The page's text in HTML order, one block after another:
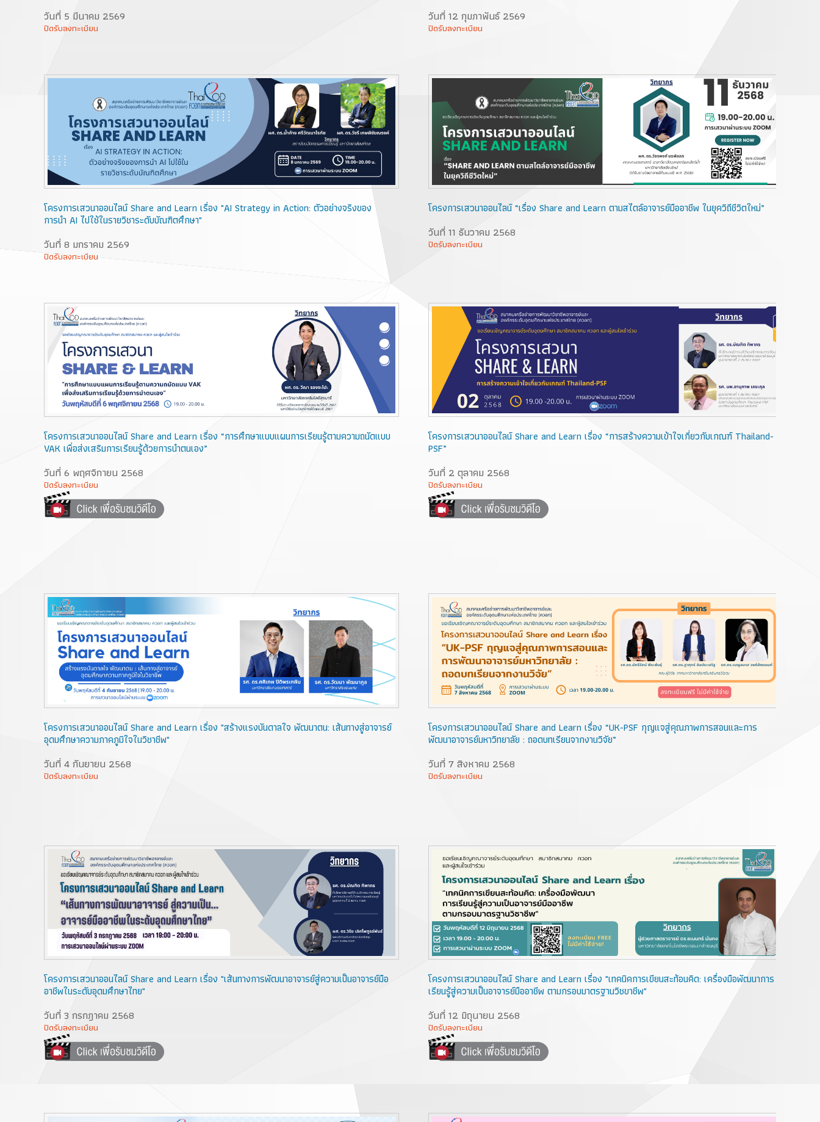
วันที่ 5 มีนาคม 2569
ปิดรับลงทะเบียน
วันที่ 12 กุมภาพันธ์ 2569
ปิดรับลงทะเบียน
โครงการเสวนาออนไลน์ Share and Learn เรื่อง "AI Strategy in Action: ตัวอย่างจริงของ
การนำ AI ไปใช้ในรายวิชาระดับบัณฑิตศึกษา"
วันที่ 8 มกราคม 2569
ปิดรับลงทะเบียน
โครงการเสวนาออนไลน์ “เรื่อง Share and Learn ตามสไตล์อาจารย์มืออาชีพ ในยุควิถีชีวิตใหม่”
วันที่ 11 ธันวาคม 2568
ปิดรับลงทะเบียน
โครงการเสวนาออนไลน์ Share and Learn เรื่อง “การศึกษาแบบแผนการเรียนรู้ตามความถนัดแบบ
VAK เพื่อส่งเสริมการเรียนรู้ด้วยการนำตนเอง”
วันที่ 6 พฤศจิกายน 2568
ปิดรับลงทะเบียน
โครงการเสวนาออนไลน์ Share and Learn เรื่อง “การสร้างความเข้าใจเกี่ยวกับเกณฑ์ Thailand-
PSF”
วันที่ 2 ตุลาคม 2568
ปิดรับลงทะเบียน
โครงการเสวนาออนไลน์ Share and Learn เรื่อง "สร้างแรงบันดาลใจ พัฒนาตน: เส้นทางสู่อาจารย์
อุดมศึกษาความภาคภูมิใจในวิชาชีพ"
วันที่ 4 กันยายน 2568
ปิดรับลงทะเบียน
โครงการเสวนาออนไลน์ Share and Learn เรื่อง “UK-PSF กุญแจสู่คุณภาพการสอนและการ
พัฒนาอาจารย์มหาวิทยาลัย : ถอดบทเรียนจากงานวิจัย”
วันที่ 7 สิงหาคม 2568
ปิดรับลงทะเบียน
โครงการเสวนาออนไลน์ Share and Learn เรื่อง "เส้นทางการพัฒนาอาจารย์สู่ความเป็นอาจารย์มือ
อาชีพในระดับอุดมศึกษาไทย"
วันที่ 3 กรกฎาคม 2568
ปิดรับลงทะเบียน
โครงการเสวนาออนไลน์ Share and Learn เรื่อง "เทคนิคการเขียนสะท้อนคิด: เครื่องมือพัฒนาการ
เรียนรู้สู่ความเป็นอาจารย์มืออาชีพ ตามกรอบมาตรฐานวิชขาชีพ"
วันที่ 12 มิถุนายน 2568
ปิดรับลงทะเบียน